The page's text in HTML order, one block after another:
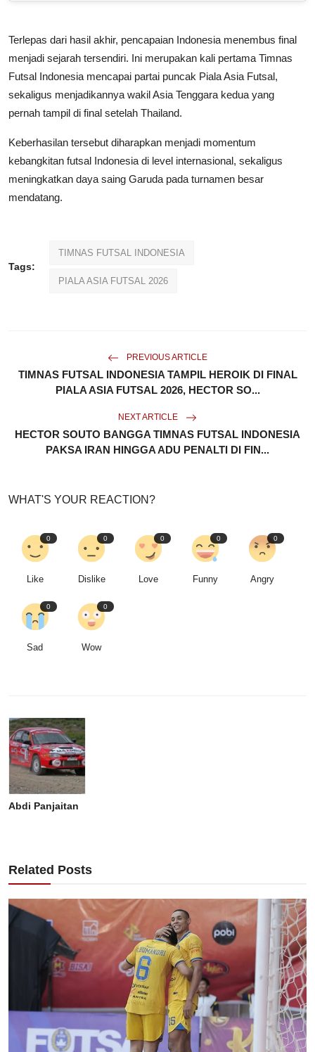
Terlepas dari hasil akhir, pencapaian Indonesia menembus final
menjadi sejarah tersendiri. Ini merupakan kali pertama Timnas
Futsal Indonesia mencapai partai puncak Piala Asia Futsal,
sekaligus menjadikannya wakil Asia Tenggara kedua yang
pernah tampil di final setelah Thailand.
Keberhasilan tersebut diharapkan menjadi momentum
kebangkitan futsal Indonesia di level internasional, sekaligus
meningkatkan daya saing Garuda pada turnamen besar
mendatang.
Tags:
TIMNAS FUTSAL INDONESIA
PIALA ASIA FUTSAL 2026
PREVIOUS ARTICLE
TIMNAS FUTSAL INDONESIA TAMPIL HEROIK DI FINAL
PIALA ASIA FUTSAL 2026, HECTOR SO...
NEXT ARTICLE
HECTOR SOUTO BANGGA TIMNAS FUTSAL INDONESIA
PAKSA IRAN HINGGA ADU PENALTI DI FIN...
WHAT'S YOUR REACTION?
0
Like
0
Dislike
0
Love
0
Funny
0
Angry
0
Sad
0
Wow
Abdi Panjaitan
Related Posts